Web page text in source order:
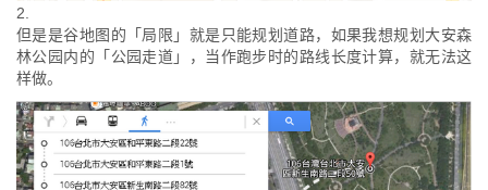
2.
但是是谷地图的「局限」就是只能规划道路，如果我想规划大安森
林公园内的「公园走道」，当作跑步时的路线长度计算，就无法这
样做。